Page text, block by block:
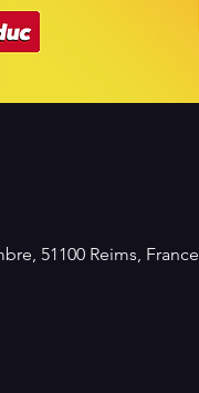
51100 Reims, France